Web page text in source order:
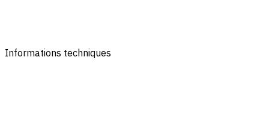
Informations techniques